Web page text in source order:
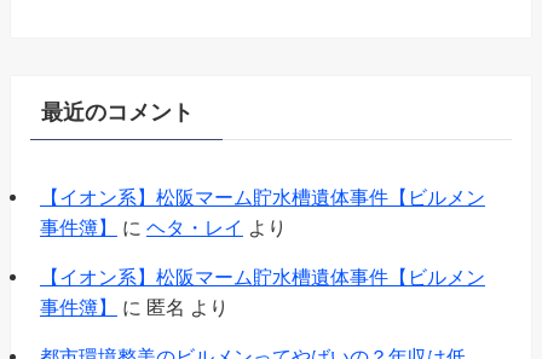
最近のコメント
【イオン系】松阪マーム貯水槽遺体事件【ビルメン
事件簿】
に ヘタ・レイ より
【イオン系】松阪マーム貯水槽遺体事件【ビルメン
事件簿】
に 匿名 より